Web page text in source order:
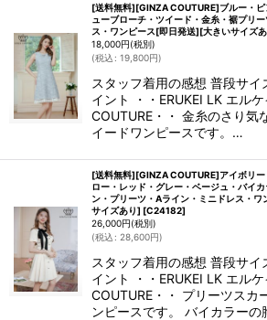
[送料無料][GINZA COUTURE]ブルー・
ューブローチ・ツイード・金糸・裾プリ
ス・ワンピース[即日発送][大きいサイズ
18,000円(税別)
(税込 : 19,800円)
スタッフ着用の感想 普段サイ
イント ・・ERUKEI LK エル
COUTURE・・ 金糸のさり気
イードワンピースです。…
[送料無料][GINZA COUTURE]アイボリ
ロー・レッド・グレー・ベージュ・バイ
ン・プリーツ・Aライン・ミニドレス・
サイズあり] [C24182]
26,000円(税別)
(税込 : 28,600円)
スタッフ着用の感想 普段サイ
イント ・・ERUKEI LK エル
COUTURE・・ プリーツスカ
ンピースです。 バイカラー